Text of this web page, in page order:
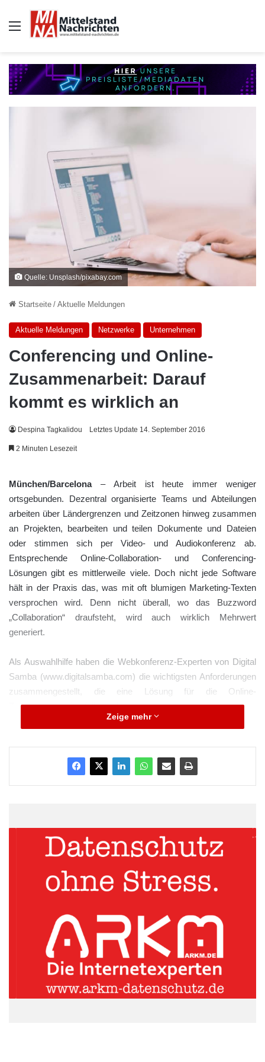
Auswahl
Quelle: Unsplash/pixabay.com
Startseite / Aktuelle Meldungen
Aktuelle Meldungen Netzwerke Unternehmen
Conferencing und Online-
Zusammenarbeit: Darauf
kommt es wirklich an
Despina Tagkalidou Letztes Update 14. September 2016
2 Minuten Lesezeit
München/Barcelona– Arbeit ist heute immer weniger
ortsgebunden. Dezentral organisierte Teams und Abteilungen
arbeiten über Ländergrenzen und Zeitzonen hinweg zusammen
an Projekten, bearbeiten und teilen Dokumente und Dateien
oder stimmen sich per Video- und Audiokonferenz ab.
Entsprechende Online-Collaboration- und Conferencing-
Lösungen gibt es mittlerweile viele. Doch nicht jede Software
hält in der Praxis das, was mit oft blumigen Marketing-Texten
versprochen wird. Denn nicht überall, wo das Buzzword
„Collaboration“ draufsteht, wird auch wirklich Mehrwert
generiert.
Als Auswahlhilfe haben die Webkonferenz-Experten von Digital
Samba (www.digitalsamba.com) die wichtigsten Anforderungen
zusammengestellt, die eine Lösung für die Online-
Zusammenarbeit erfüllen sollte.
ARKM.marketing
Zeige mehr